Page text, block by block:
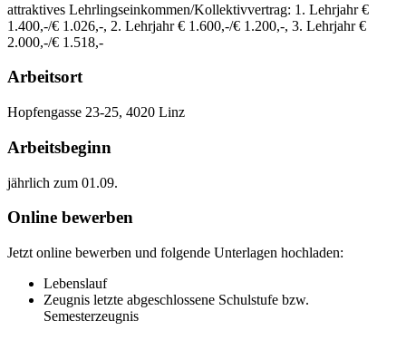
attraktives Lehrlingseinkommen/Kollektivvertrag: 1. Lehrjahr €
1.400,-/€ 1.026,-, 2. Lehrjahr € 1.600,-/€ 1.200,-, 3. Lehrjahr €
2.000,-/€ 1.518,-
Arbeitsort
​Hopfengasse 23-25, 4020 Linz​​
Arbeitsbeginn
jährlich zum 01.09.​
Online bewerben
Jetzt online bewerben und folgende Unterlagen hochladen:
Lebenslauf
Zeugnis letzte abgeschlossene Schulstufe bzw.
Semesterzeugnis